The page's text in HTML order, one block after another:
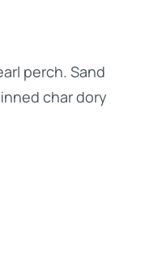
perch. Sand
char dory